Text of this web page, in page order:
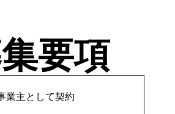
要項
業主として契約